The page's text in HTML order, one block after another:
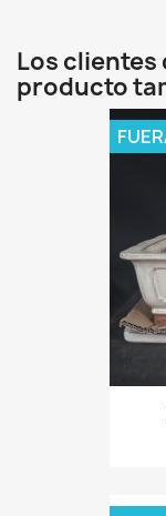
Los
producto